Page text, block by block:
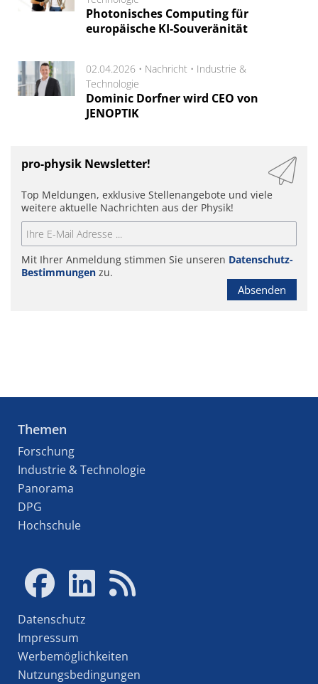
Photonisches Computing für
europäische KI-Souveränität
02.04.2026 • Nachricht • Industrie &
Technologie
Dominic Dorfner wird CEO von
JENOPTIK
pro-physik Newsletter!
Top Meldungen, exklusive Stellenangebote und viele
weitere aktuelle Nachrichten aus der Physik!
Mit Ihrer Anmeldung stimmen Sie unseren Datenschutz-
Bestimmungen zu.
Absenden
Themen
Forschung
Industrie & Technologie
Panorama
DPG
Hochschule
Datenschutz
Impressum
Werbemöglichkeiten
Nutzungsbedingungen